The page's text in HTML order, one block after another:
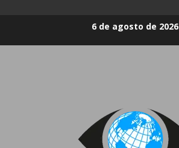
6 de agosto de 2026